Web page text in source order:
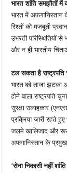
भारत शांति समझौतों में
भारत में अफगानिस्तान
रिश्तों को मजबूती
उभरती परिस्थितियों
और न ही भारतीय
टल सकता है राष्ट्रपति
भारत को ताजा झटका
होने वाला राष्ट्रपति
सुरक्षा सलाहकार
प्रक्रिया जारी रहते
जलमे खालिजाद और रूस,
अफगानिस्तान के प्रमुख
‘सेना निकासी नहीं